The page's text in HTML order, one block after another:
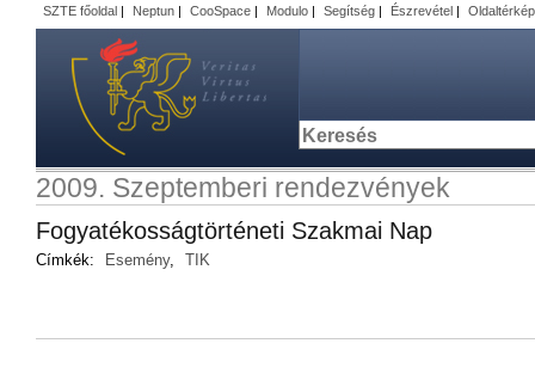
SZTE főoldal | Neptun | CooSpace | Modulo | Segítség | Észrevétel | Oldaltérkép
2009. Szeptemberi rendezvények
Fogyatékosságtörténeti Szakmai Nap
Címkék: Esemény, TIK